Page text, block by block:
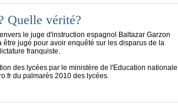
Quelle vérité?
le juge d'instruction espagnol Baltazar Garzon
être jugé pour avoir enquêté sur les disparus de la
franquiste.
des lycées par le ministère de l'Education nationale
du palmarès 2010 des lycées.